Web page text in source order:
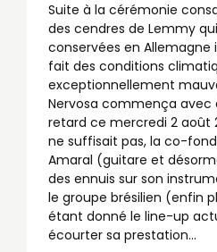
Suite à la cérémonie
des cendres de Lemmy
conservées en Allemagne
fait des conditions
exceptionnellement
Nervosa commença avec
retard ce mercredi 2 août
ne suffisait pas, la co-
Amaral (guitare et
des ennuis sur son
le groupe brésilien (enfin
étant donné le line-up
écourter sa prestation...